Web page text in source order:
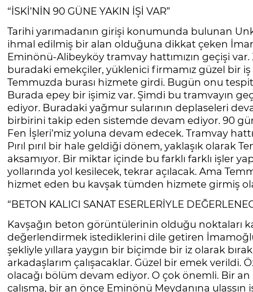
“İSKİ’NİN 90 GÜNE YAKIN İŞİ VAR”
Tarihi yarımadanın girişi konumunda bulunan
ihmal edilmiş bir alan olduğuna dikkat çeken
Eminönü-Alibeyköy tramvay hattımızın geçişi
buradaki emekçiler, yüklenici firmamız güzel bir iş
Temmuzda burası hizmete girdi. Bugün onu
Burada epey bir işimiz var. Şimdi bu tramvayın
ediyor. Buradaki yağmur sularının deplaseleri
birbirini takip eden sistemde devam ediyor. 90
Fen İşleri’miz yoluna devam edecek. Tramvay
Pırıl pırıl bir hale geldiği dönem, yaklaşık olarak
aksamıyor. Bir miktar içinde bu farklı farklı işler
yollarında yol kesilecek, tekrar açılacak. Ama
hizmet eden bu kavşak tümden hizmete girmiş
“BETON KALICI SANAT ESERLERİYLE
Kavşağın beton görüntülerinin olduğu noktaları
değerlendirmek istediklerini dile getiren
şekliyle yıllara yaygın bir biçimde bir iz olarak
arkadaşlarım çalışacaklar. Güzel bir emek verildi.
olacağı bölüm devam ediyor. O çok önemli. Bir
çalışma, bir an önce Eminönü Meydanına